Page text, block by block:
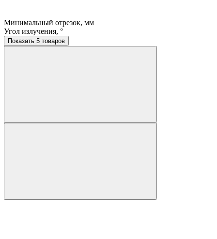
Минимальный отрезок, мм
Угол излучения, °
Показать 5 товаров